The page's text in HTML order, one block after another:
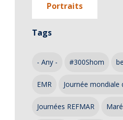
Portraits
Tags
- Any - #300Shom
EMR Journée mondiale
Journées REFMAR